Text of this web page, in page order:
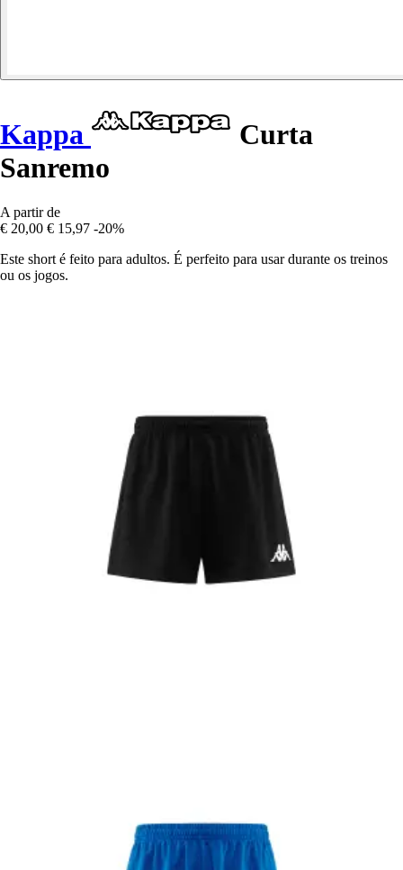
Kappa
Curta
Sanremo
A partir de
€ 20,00 € 15,97 -20%
Este short é feito para adultos. É perfeito para usar durante os treinos
ou os jogos.